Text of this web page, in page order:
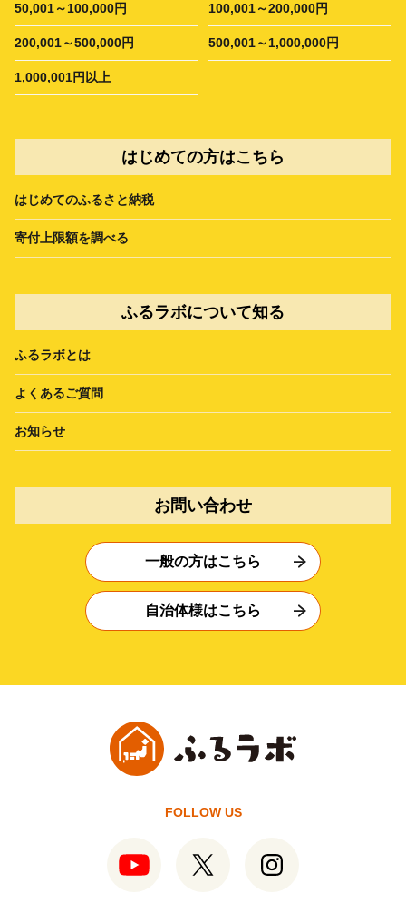
50,001～100,000円 100,001～200,000円
200,001～500,000円 500,001～1,000,000円
1,000,001円以上
はじめての方はこちら
はじめてのふるさと納税
寄付上限額を調べる
ふるラボについて知る
ふるラボとは
よくあるご質問
お知らせ
お問い合わせ
一般の方はこちら
自治体様はこちら
FOLLOW US